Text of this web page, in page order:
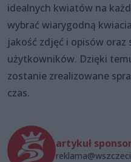
idealnych kwiatów na
wybrać wiarygodną
jakość zdjęć i opisów
użytkowników. Dzięki
zostanie zrealizowane
czas.
artykuł